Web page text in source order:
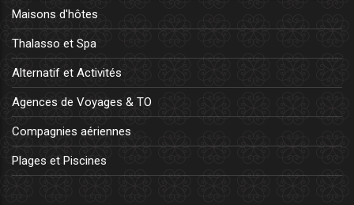
Maisons d'hôtes
Thalasso et Spa
Alternatif et Activités
Agences de Voyages & TO
Compagnies aériennes
Plages et Piscines